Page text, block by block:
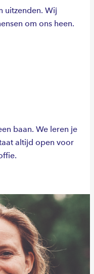
uitzenden. Wij
om ons heen.
baan. We leren je
altijd open voor